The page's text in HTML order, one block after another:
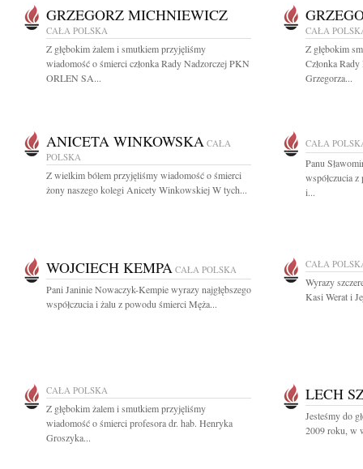
GRZEGORZ MICHNIEWICZ
CAŁA POLSKA
Z głębokim żalem i smutkiem przyjęliśmy
wiadomość o śmierci członka Rady Nadzorczej PKN
ORLEN SA...
CAŁA
Z głębokim
Członka
Grzegorza...
ANICETA WINKOWSKA CAŁA
POLSKA
Z wielkim bólem przyjęliśmy wiadomość o śmierci
żony naszego kolegi Anicety Winkowskiej W tych...
CAŁA
Panu
współczucia
i...
WOJCIECH KEMPA CAŁA POLSKA
Pani Janinie Nowaczyk-Kempie wyrazy najgłębszego
współczucia i żalu z powodu śmierci Męża...
CAŁA
Wyrazy
Kasi Werat i
CAŁA POLSKA
Z głębokim żalem i smutkiem przyjęliśmy
wiadomość o śmierci profesora dr. hab. Henryka
Groszyka...
LECH
Jesteśmy do
2009 roku, w